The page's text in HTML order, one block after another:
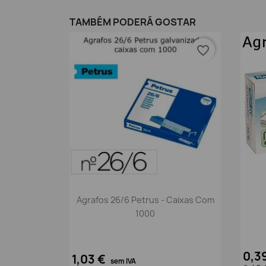
TAMBÉM PODERÁ GOSTAR
Vista rápida
Agrafos 26/6 Petrus - Caixas Com
1000
1,03 € sem IVA
favorite_border